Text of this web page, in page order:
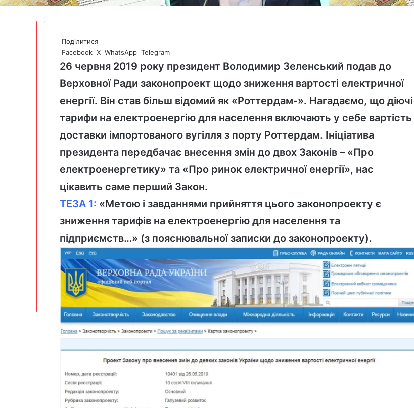
Поділитися
Facebook X WhatsApp Telegram
26 червня 2019 року президент Володимир Зеленський подав до
Верховної Ради законопроект щодо зниження вартості електричної
енергії. Він став більш відомий як «Роттердам-». Нагадаємо, що діючі
тарифи на електроенергію для населення включають у себе вартість
доставки імпортованого вугілля з порту Роттердам. Ініціатива
президента передбачає внесення змін до двох Законів – «Про
електроенергетику» та «Про ринок електричної енергії», нас
цікавить саме перший Закон.
ТЕЗА 1: «Метою і завданнями прийняття цього законопроекту є
зниження тарифів на електроенергію для населення та
підприємств…» (з пояснювальної записки до законопроекту).